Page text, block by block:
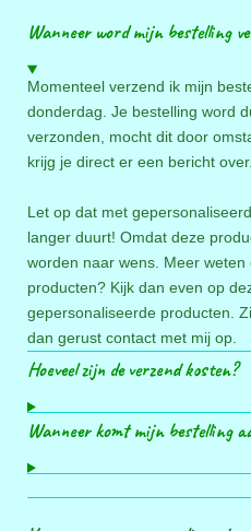
Wanneer word mijn bestelling
Momenteel verzend ik mijn
donderdag. Je bestelling word
verzonden, mocht dit door
krijg je direct er een bericht over.
Let op dat met
langer duurt! Omdat deze
worden naar wens. Meer
producten? Kijk dan even op
gepersonaliseerde producten.
dan gerust contact met mij op.
Hoeveel zijn de verzend kosten?
Wanneer komt mijn bestelling